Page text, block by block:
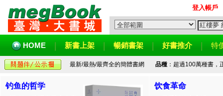
登入帳戶
HOME 新書上架 暢銷書架 好書推介 特
最新/最熱/最齊全的簡體書網 品種：超過100萬種書，
钓鱼的哲学 饮食革命